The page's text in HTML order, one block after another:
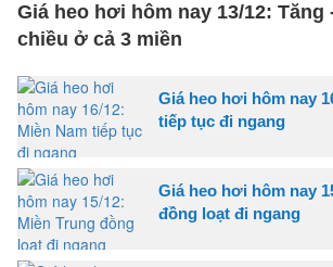
Giá heo hơi hôm nay 13/12: Tăng
chiều ở cả 3 miền
Giá heo hơi hôm nay
tiếp tục đi ngang
Giá heo hơi hôm nay
đồng loạt đi ngang